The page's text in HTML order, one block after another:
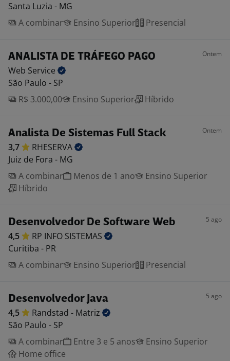
Santa Luzia - MG
A combinar
Ensino Superior Presencial
ANALISTA DE TRÁFEGO PAGO Ontem
Web Service
São Paulo - SP
R$ 3.000,00
Ensino Superior Híbrido
Analista De Sistemas Full Stack Ontem
3,7
RHESERVA
Juiz de Fora - MG
A combinar
Menos de 1 ano
Ensino Superior
Híbrido
Desenvolvedor De Software Web 5 ago
4,5 RP INFO SISTEMAS
Curitiba - PR
A combinar
Ensino Superior Presencial
Desenvolvedor Java 5 ago
4,5 Randstad - Matriz
São Paulo - SP
A combinar
Entre 3 e 5 anos
Ensino Superior
Home office